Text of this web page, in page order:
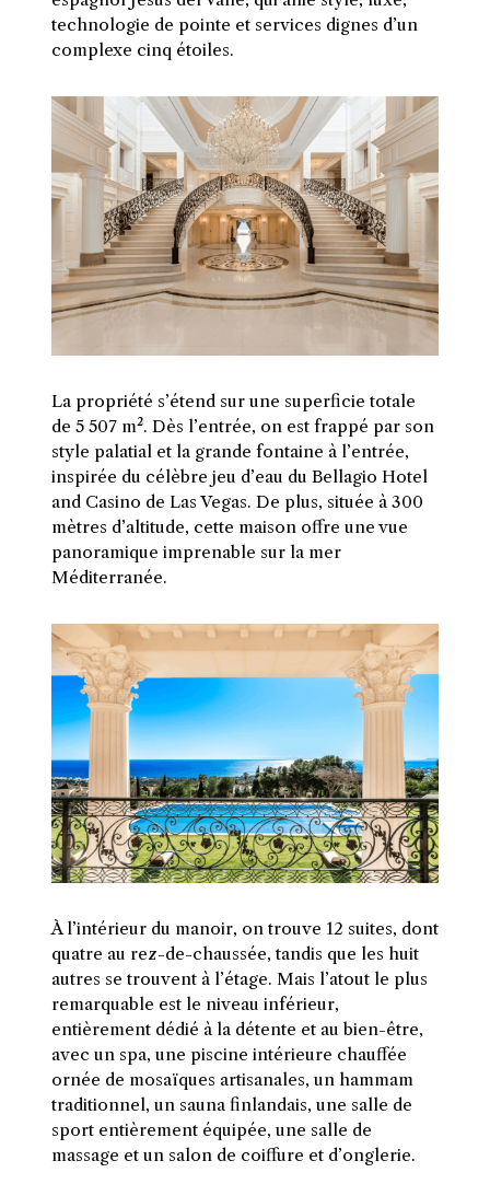
technologie de pointe et services dignes d’un
complexe cinq étoiles.
La propriété s’étend sur une superficie totale
de 5 507 m². Dès l’entrée, on est frappé par son
style palatial et la grande fontaine à l’entrée,
inspirée du célèbre jeu d’eau du Bellagio Hotel
and Casino de Las Vegas. De plus, située à 300
mètres d’altitude, cette maison offre une vue
panoramique imprenable sur la mer
Méditerranée.
À l’intérieur du manoir, on trouve 12 suites, dont
quatre au rez-de-chaussée, tandis que les huit
autres se trouvent à l’étage. Mais l’atout le plus
remarquable est le niveau inférieur,
entièrement dédié à la détente et au bien-être,
avec un spa, une piscine intérieure chauffée
ornée de mosaïques artisanales, un hammam
traditionnel, un sauna finlandais, une salle de
sport entièrement équipée, une salle de
massage et un salon de coiffure et d’onglerie.